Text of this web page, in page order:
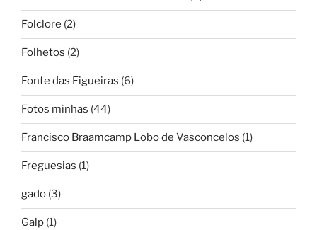
Folclore (2)
Folhetos (2)
Fonte das Figueiras (6)
Fotos minhas (44)
Francisco Braamcamp Lobo de Vasconcelos (1)
Freguesias (1)
gado (3)
Galp (1)